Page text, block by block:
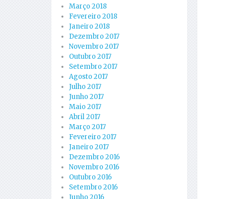
Março 2018
Fevereiro 2018
Janeiro 2018
Dezembro 2017
Novembro 2017
Outubro 2017
Setembro 2017
Agosto 2017
Julho 2017
Junho 2017
Maio 2017
Abril 2017
Março 2017
Fevereiro 2017
Janeiro 2017
Dezembro 2016
Novembro 2016
Outubro 2016
Setembro 2016